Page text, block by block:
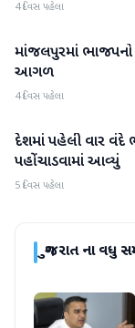
4 દિવસ પહેલા
ગુજરાત
માંજલપુરમાં ભાજપનો
આગળ
4 દિવસ પહેલા
ગુજરાત
દેશમાં પહેલી વાર વંદે
પહોંચાડવામાં આવ્યું
5 દિવસ પહેલા
ગુજરાતના વધુ